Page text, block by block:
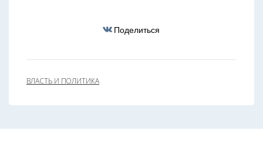
Поделиться
ВЛАСТЬ И ПОЛИТИКА